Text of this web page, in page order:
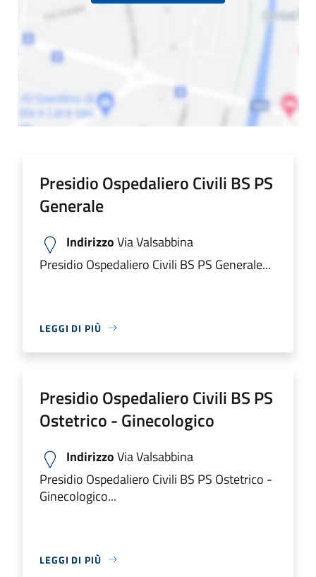
Presidio Ospedaliero Civili BS PS
Generale
IndirizzoVia Valsabbina
Presidio Ospedaliero Civili BS PS Generale...
LEGGI DI PIÙ
Presidio Ospedaliero Civili BS PS
Ostetrico - Ginecologico
IndirizzoVia Valsabbina
Presidio Ospedaliero Civili BS PS Ostetrico -
Ginecologico...
LEGGI DI PIÙ